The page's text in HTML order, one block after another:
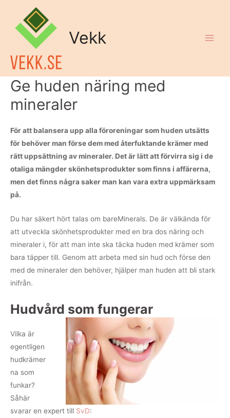
Vekk
Ge huden näring med
mineraler
För att balansera upp alla föroreningar som huden utsätts
för behöver man förse dem med återfuktande krämer med
rätt uppsättning av mineraler. Det är lätt att förvirra sig i de
otaliga mängder skönhetsprodukter som finns i affärerna,
men det finns några saker man kan vara extra uppmärksam
på.
Du har säkert hört talas om bareMinerals. De är välkända för
att utveckla skönhetsprodukter med en bra dos näring och
mineraler i, för att man inte ska täcka huden med krämer som
bara täpper till. Genom att arbeta med sin hud och förse den
med de mineraler den behöver, hjälper man huden att bli stark
inifrån.
Hudvård som fungerar
Vilka är
egentligen
hudkrämer
na som
funkar?
Såhär
svarar en expert till SvD: